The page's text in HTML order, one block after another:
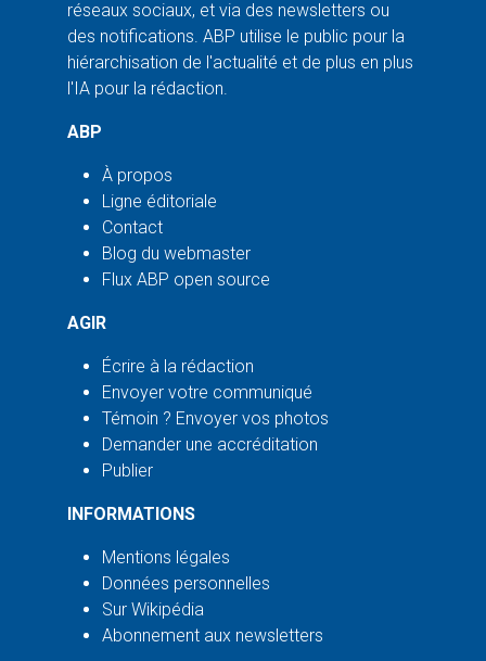
réseaux sociaux, et via des newsletters ou
des notifications. ABP utilise le public pour la
hiérarchisation de l'actualité et de plus en plus
l'IA pour la rédaction.
ABP
À propos
Ligne éditoriale
Contact
Blog du webmaster
Flux ABP open source
AGIR
Écrire à la rédaction
Envoyer votre communiqué
Témoin ? Envoyer vos photos
Demander une accréditation
Publier
INFORMATIONS
Mentions légales
Données personnelles
Sur Wikipédia
Abonnement aux newsletters